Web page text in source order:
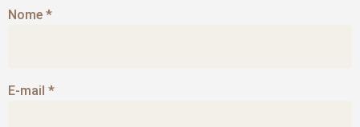
Nome *
E-mail *